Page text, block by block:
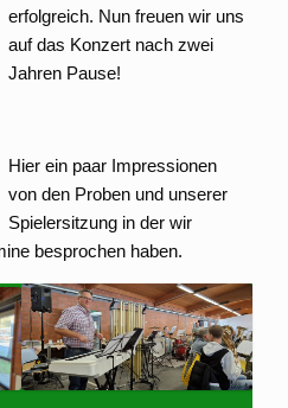
erfolgreich. Nun freuen wir uns
auf das Konzert nach zwei
Jahren Pause!
Hier ein paar Impressionen
von den Proben und unserer
Spielersitzung in der wir
besprochen haben.